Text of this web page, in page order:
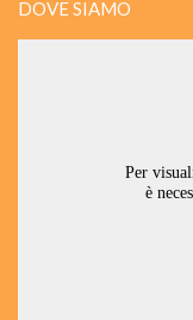
DOVE SIAMO